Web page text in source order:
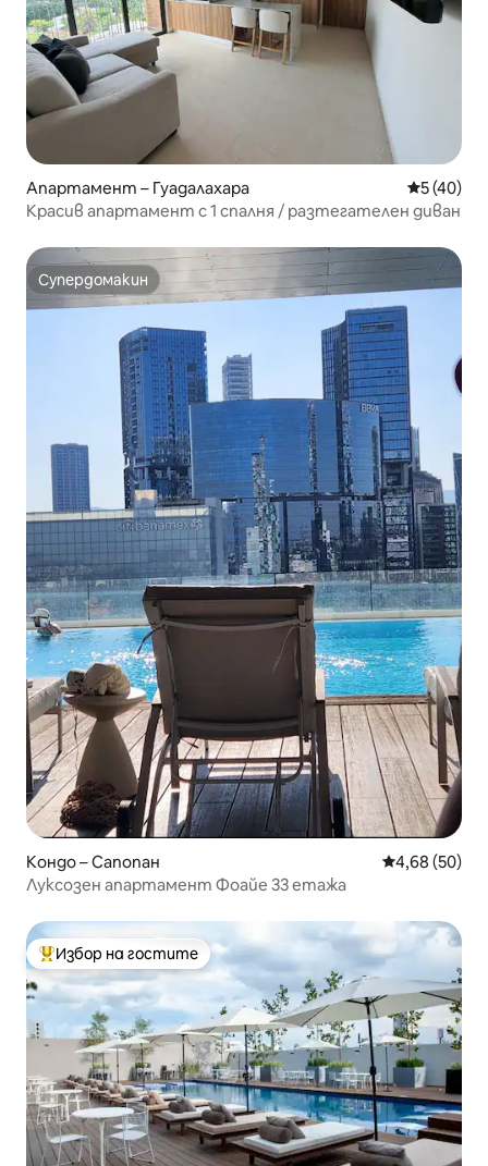
Апартамент – Гуадалахара Средна
5 (40)
Красив апартамент с 1 спалня / разтегателен диван
Супердомакин
Супердомакин
Кондо – Сапопан Средна
4,68 (50)
Луксозен апартамент Фоайе 33 етажа
Най-популярен избор на гостите
Избор на гостите